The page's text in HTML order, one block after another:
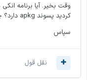
وقت بخیر. آیا برنامه
کردید پسوند apkg دارد؟ چه خطایی دریافت کردید؟
سپاس
نقل قول